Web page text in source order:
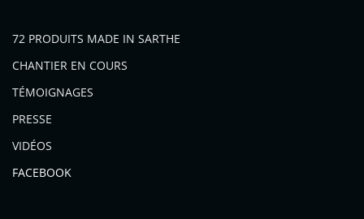
72 PRODUITS MADE IN SARTHE
CHANTIER EN COURS
TÉMOIGNAGES
PRESSE
VIDÉOS
FACEBOOK